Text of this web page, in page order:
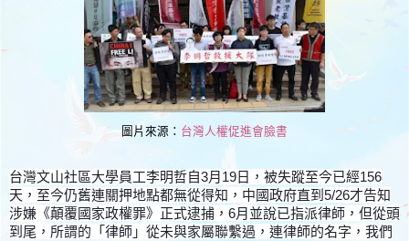
圖片來源： 台灣人權促進會臉書
台灣文山社區大學員工李明哲自3月19日，被失蹤至今已經156
天，至今仍舊連關押地點都無從得知，中國政府直到5/26才告知
涉嫌《顛覆國家政權罪》正式逮捕，6月並說已指派律師，但從頭
到尾，所謂的「律師」從未與家屬聯繫過，連律師的名字，我們